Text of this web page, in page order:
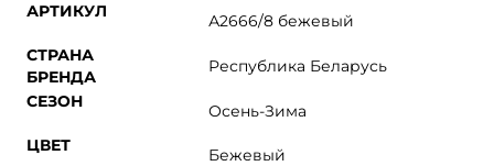
АРТИКУЛ
А2666/8 бежевый
СТРАНА
БРЕНДА
Республика Беларусь
СЕЗОН
Осень-Зима
ЦВЕТ
Бежевый